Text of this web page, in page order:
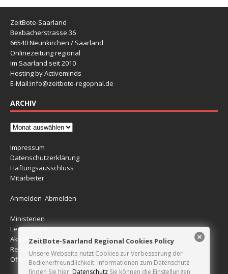
ZeitBote-Saarland
Bexbacherstrasse 36
66540 Neunkirchen / Saarland
Onlinezeitung regional
im Saarland seit 2010
Hosting by Activeminds
E-Mail:info@zeitbote-regopnal.de
ARCHIV
Impressum
Datenschutzerklärung
Haftungsausschluss
Mitarbeiter
Anmelden Abmelden
Ministerien
Leserreport
Aktuelle Blitzer
Redaktionelle Beiträge
Öffentlichkeitsfahndungen
ZeitBote-Saarland Regional Cookies Policy
Unsere Webseite nutzt Cookies zur Verbesserung der
Bedienerfreundlichkeit. Informationen zum Datenschutz
finden Sie hier: Datenschutz Sie können die Einstellungen